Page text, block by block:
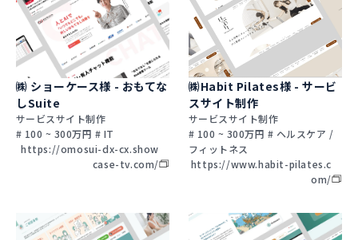
㈱ ショーケース様 - おもてな
しSuite
サービスサイト制作
# 100 ~ 300万円 # IT
https://omosui-dx-cx.show
case-tv.com/
㈱Habit Pilates様 - サービ
スサイト制作
サービスサイト制作
# 100 ~ 300万円 # ヘルスケア /
フィットネス
https://www.habit-pilates.c
om/